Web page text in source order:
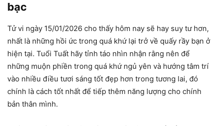
bạc
Tử vi ngày 15/01/2026 cho thấy hôm nay sẽ hay suy tư hơn,
nhất là những hồi ức trong quá khứ lại trở về quấy rầy bạn ở
hiện tại. Tuổi Tuất hãy tỉnh táo nhìn nhận rằng nên để
những muộn phiền trong quá khứ ngủ yên và hướng tâm trí
vào nhiều điều tươi sáng tốt đẹp hơn trong tương lai, đó
chính là cách tốt nhất để tiếp thêm năng lượng cho chính
bản thân mình.